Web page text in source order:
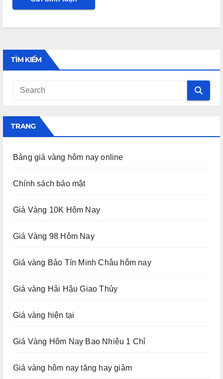
TÌM KIẾM
TRANG
Bảng giá vàng hôm nay online
Chính sách bảo mật
Giá Vàng 10K Hôm Nay
Giá Vàng 98 Hôm Nay
Giá vàng Bảo Tín Minh Châu hôm nay
Giá vàng Hải Hậu Giao Thủy
Giá vàng hiện tại
Giá Vàng Hôm Nay Bao Nhiêu 1 Chỉ
Giá vàng hôm nay tăng hay giảm